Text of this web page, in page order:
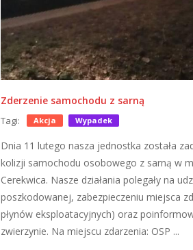
Zderzenie samochodu z sarną
Tagi: Akcja Wypadek
Dnia 11 lutego nasza jednostka została
kolizji samochodu osobowego z sarną w
Cerekwica. Nasze działania polegały na
poszkodowanej, zabezpieczeniu miejsca
płynów eksploatacyjnych) oraz
zwierzynie. Na miejscu zdarzenia: OSP ...